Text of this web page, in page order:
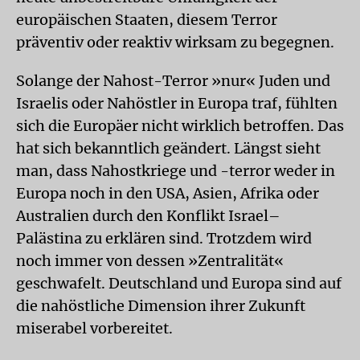
europäischen Staaten, diesem Terror
präventiv oder reaktiv wirksam zu begegnen.
Solange der Nahost-Terror »nur« Juden und
Israelis oder Nahöstler in Europa traf, fühlten
sich die Europäer nicht wirklich betroffen. Das
hat sich bekanntlich geändert. Längst sieht
man, dass Nahostkriege und -terror weder in
Europa noch in den USA, Asien, Afrika oder
Australien durch den Konflikt Israel–
Palästina zu erklären sind. Trotzdem wird
noch immer von dessen »Zentralität«
geschwafelt. Deutschland und Europa sind auf
die nahöstliche Dimension ihrer Zukunft
miserabel vorbereitet.